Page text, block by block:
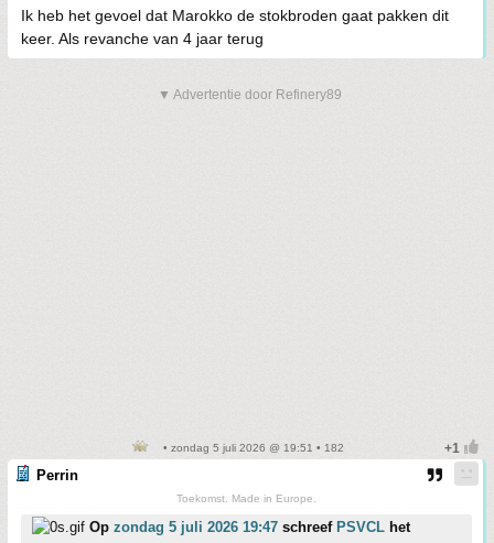
Ik heb het gevoel dat Marokko de stokbroden gaat pakken dit
keer. Als revanche van 4 jaar terug
▼ Advertentie door Refinery89
• zondag 5 juli 2026 @ 19:51 • 182
Perrin
Toekomst. Made in Europe.
Op zondag 5 juli 2026 19:47 schreef PSVCL het